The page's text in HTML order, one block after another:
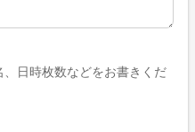
、日時枚数などをお書きくだ